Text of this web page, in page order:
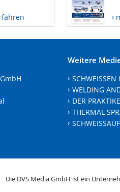
›
Weitere
WELDING
DER
THERMAL
Die DVS Media GmbH ist ein